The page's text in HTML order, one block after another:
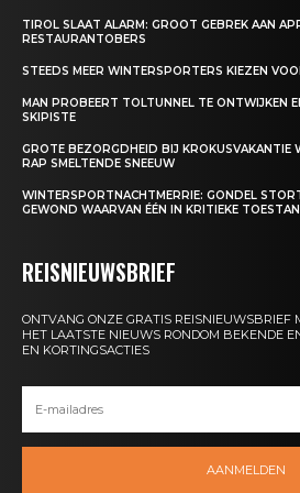
TIROL SLAAT ALARM: GROOT GEBREK AAN
RESTAURANTOBERS
STEEDS MEER WINTERSPORTERS KIEZEN
MAN PROBEERT TOLTUNNEL TE ONTWIJKEN
SKIPISTE
GROTE BEZORGDHEID BIJ KROKUSVAKANTIE
RAP SMELTENDE SNEEUW
WINTERSPORTNACHTMERRIE: GONDEL
GEWOND WAARVAN ÉÉN IN KRITIEKE
REISNIEUWSBRIEF
ONTVANG ONZE GRATIS REISNIEUWSBRIEF
HET LAATSTE NIEUWS RONDOM BEKENDE
EN KORTINGSACTIES
AANMELDEN